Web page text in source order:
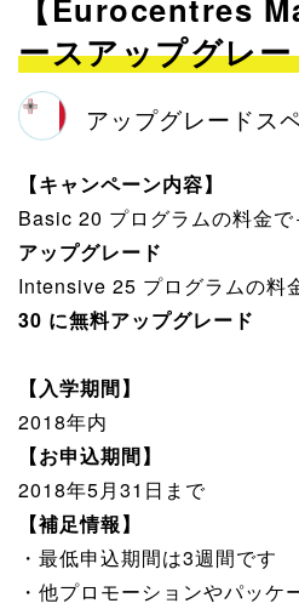
【Eurocentres
ースアップグレ
アップグレードス
【キャンペーン内容】
Basic 20 プログラムの料金
アップグレード
Intensive 25 プログラムの料
30 に無料アップグレード
【入学期間】
2018年内
【お申込期間】
2018年5月31日まで
【補足情報】
・最低申込期間は3週間です
・他プロモーションやパッケ